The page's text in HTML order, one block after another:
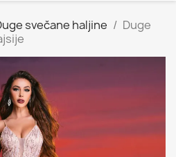
svečane haljine
Duge